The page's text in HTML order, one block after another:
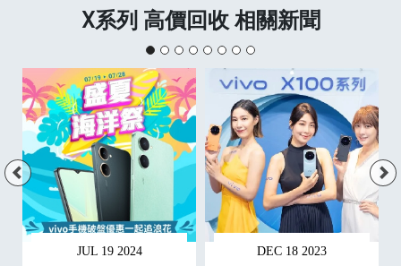
X系列 高價回收 相關新聞
JUL 19 2024 DEC 18 2023